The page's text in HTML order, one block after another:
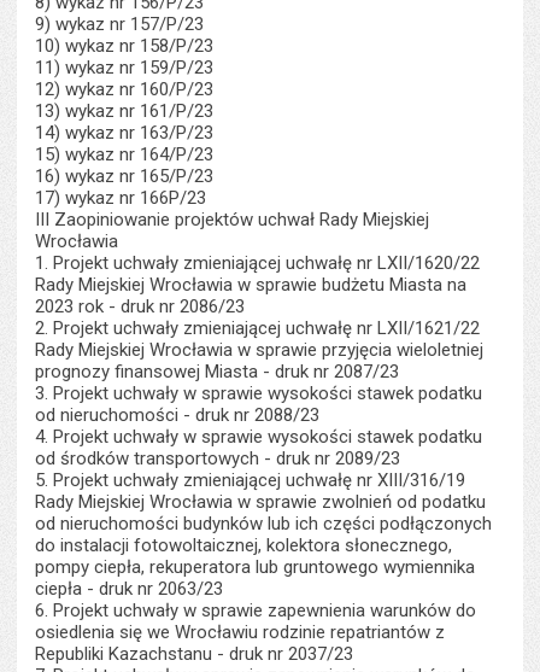
9) wykaz nr 157/P/23
10) wykaz nr 158/P/23
11) wykaz nr 159/P/23
12) wykaz nr 160/P/23
13) wykaz nr 161/P/23
14) wykaz nr 163/P/23
15) wykaz nr 164/P/23
16) wykaz nr 165/P/23
17) wykaz nr 166P/23
III Zaopiniowanie projektów uchwał Rady Miejskiej
Wrocławia
1. Projekt uchwały zmieniającej uchwałę nr LXII/1620/22
Rady Miejskiej Wrocławia w sprawie budżetu Miasta na
2023 rok - druk nr 2086/23
2. Projekt uchwały zmieniającej uchwałę nr LXII/1621/22
Rady Miejskiej Wrocławia w sprawie przyjęcia wieloletniej
prognozy finansowej Miasta - druk nr 2087/23
3. Projekt uchwały w sprawie wysokości stawek podatku
od nieruchomości - druk nr 2088/23
4. Projekt uchwały w sprawie wysokości stawek podatku
od środków transportowych - druk nr 2089/23
5. Projekt uchwały zmieniającej uchwałę nr XIII/316/19
Rady Miejskiej Wrocławia w sprawie zwolnień od podatku
od nieruchomości budynków lub ich części podłączonych
do instalacji fotowoltaicznej, kolektora słonecznego,
pompy ciepła, rekuperatora lub gruntowego wymiennika
ciepła - druk nr 2063/23
6. Projekt uchwały w sprawie zapewnienia warunków do
osiedlenia się we Wrocławiu rodzinie repatriantów z
Republiki Kazachstanu - druk nr 2037/23